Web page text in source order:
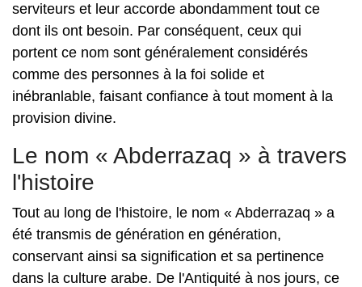
serviteurs et leur accorde abondamment tout ce
dont ils ont besoin. Par conséquent, ceux qui
portent ce nom sont généralement considérés
comme des personnes à la foi solide et
inébranlable, faisant confiance à tout moment à la
provision divine.
Le nom « Abderrazaq » à travers
l'histoire
Tout au long de l'histoire, le nom « Abderrazaq » a
été transmis de génération en génération,
conservant ainsi sa signification et sa pertinence
dans la culture arabe. De l'Antiquité à nos jours, ce